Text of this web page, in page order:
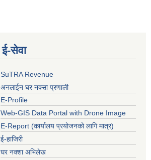
ई‍-सेवा
SuTRA Revenue
अनलाईन घर नक्सा प्रणाली
E-Profile
Web-GIS Data Portal with Drone Image
E-Report (कार्यालय प्रयोजनको लागि मात्र)
ई-हाजिरी
घर नक्शा अभिलेख